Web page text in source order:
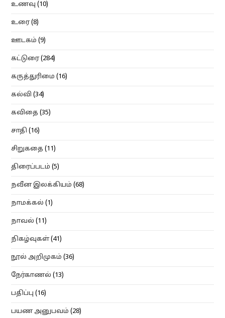
உணவு (10)
உரை(8)
ஊடகம் (9)
கட்டுரை(284)
கருத்துரிமை (16)
கல்வி (34)
கவிதை (35)
சாதி (16)
சிறுகதை (11)
திரைப்படம் (5)
நவீன இலக்கியம் (68)
நாமக்கல் (1)
நாவல் (11)
நிகழ்வுகள்(41)
நூல் அறிமுகம் (36)
நேர்காணல் (13)
பதிப்பு (16)
பயண அனுபவம் (28)